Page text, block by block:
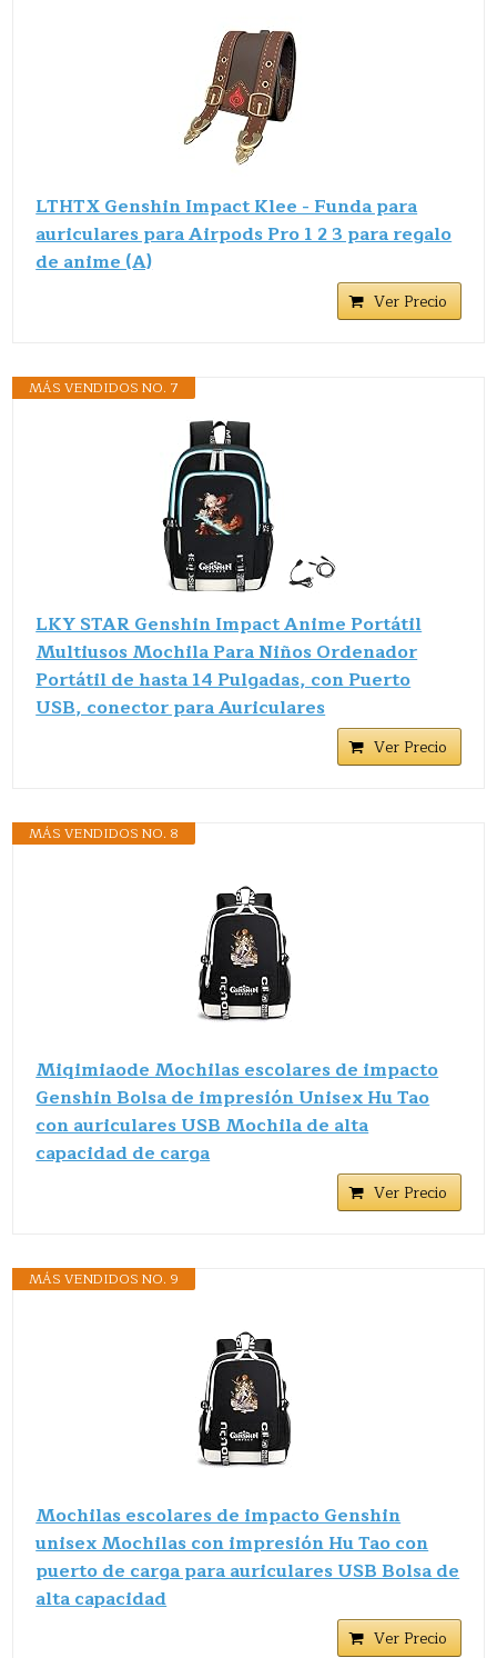
LTHTX Genshin Impact Klee - Funda para
auriculares para Airpods Pro 1 2 3 para regalo
de anime (A)
Ver Precio
MÁS VENDIDOS NO. 7
LKY STAR Genshin Impact Anime Portátil
Multiusos Mochila Para Niños Ordenador
Portátil de hasta 14 Pulgadas, con Puerto
USB, conector para Auriculares
Ver Precio
MÁS VENDIDOS NO. 8
Miqimiaode Mochilas escolares de impacto
Genshin Bolsa de impresión Unisex Hu Tao
con auriculares USB Mochila de alta
capacidad de carga
Ver Precio
MÁS VENDIDOS NO. 9
Mochilas escolares de impacto Genshin
unisex Mochilas con impresión Hu Tao con
puerto de carga para auriculares USB Bolsa de
alta capacidad
Ver Precio